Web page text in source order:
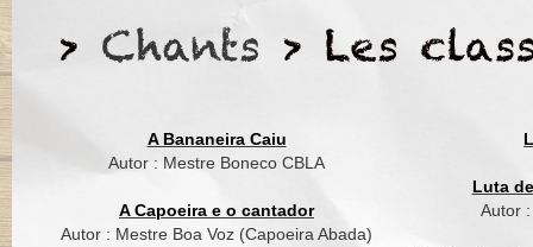
A Bananeira Caiu
Autor : Mestre Boneco CBLA
A Capoeira e o cantador
Autor : Mestre Boa Voz (Capoeira Abada)
Luta
Autor
Aruanda aruandé,
Aruanda aruandé,
Aruanda aruandé,